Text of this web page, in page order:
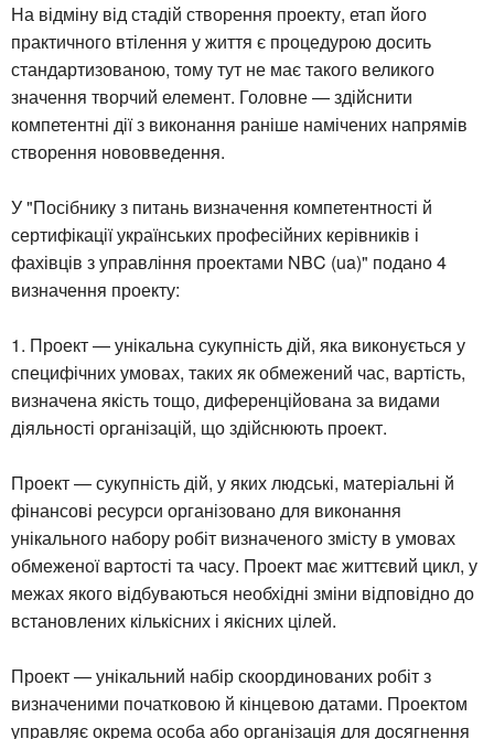
На відміну від стадій створення проекту, етап його
практичного втілення у життя є процедурою досить
стандартизованою, тому тут не має такого великого
значення творчий елемент. Головне — здійснити
компетентні дії з виконання раніше намічених напрямів
створення нововведення.
У "Посібнику з питань визначення компетентності й
сертифікації українських професійних керівників і
фахівців з управління проектами NBC (ua)" подано 4
визначення проекту:
1. Проект — унікальна сукупність дій, яка виконується у
специфічних умовах, таких як обмежений час, вартість,
визначена якість тощо, диференційована за видами
діяльності організацій, що здійснюють проект.
Проект — сукупність дій, у яких людські, матеріальні й
фінансові ресурси організовано для виконання
унікального набору робіт визначеного змісту в умовах
обмеженої вартості та часу. Проект має життєвий цикл, у
межах якого відбуваються необхідні зміни відповідно до
встановлених кількісних і якісних цілей.
Проект — унікальний набір скоординованих робіт з
визначеними початковою й кінцевою датами. Проектом
управляє окрема особа або організація для досягнення